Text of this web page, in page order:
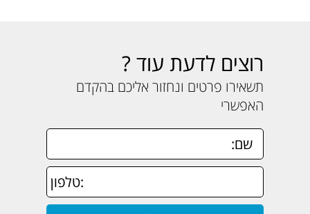
רוצים לדעת עוד ?
תשאירו פרטים ונחזור אליכם בהקדם
האפשרי